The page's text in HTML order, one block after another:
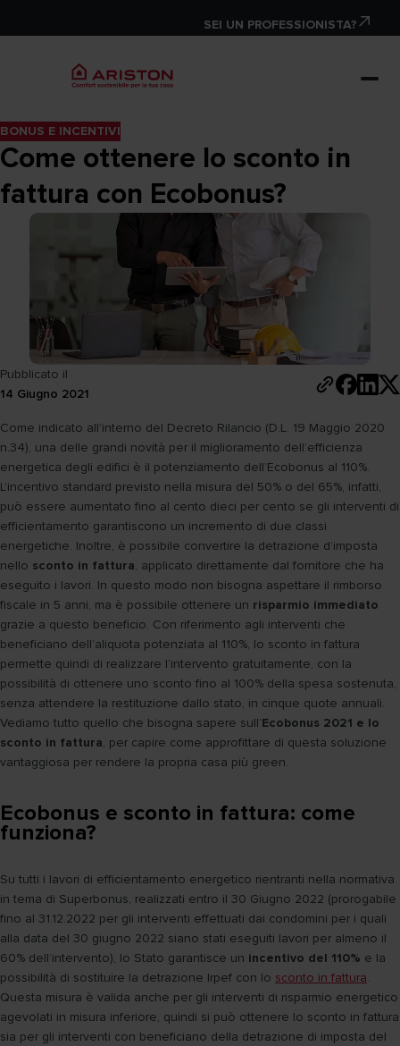
SEI UN PROFESSIONISTA?
BONUS E INCENTIVI
Come ottenere lo sconto in
fattura con Ecobonus?
Pubblicato il
14 Giugno 2021
Come indicato all’interno del Decreto Rilancio (D.L. 19 Maggio 2020
n.34), una delle grandi novità per il miglioramento dell’efficienza
energetica degli edifici è il potenziamento dell’Ecobonus al 110%.
L’incentivo standard previsto nella misura del 50% o del 65%, infatti,
può essere aumentato fino al cento dieci per cento se gli interventi di
efficientamento garantiscono un incremento di due classi
energetiche. Inoltre, è possibile convertire la detrazione d’imposta
nello sconto in fattura, applicato direttamente dal fornitore che ha
eseguito i lavori. In questo modo non bisogna aspettare il rimborso
fiscale in 5 anni, ma è possibile ottenere un risparmio immediato
grazie a questo beneficio. Con riferimento agli interventi che
beneficiano dell’aliquota potenziata al 110%, lo sconto in fattura
permette quindi di realizzare l’intervento gratuitamente, con la
possibilità di ottenere uno sconto fino al 100% della spesa sostenuta,
senza attendere la restituzione dallo stato, in cinque quote annuali.
Vediamo tutto quello che bisogna sapere sull’Ecobonus 2021 e lo
sconto in fattura, per capire come approfittare di questa soluzione
vantaggiosa per rendere la propria casa più green.
Ecobonus e sconto in fattura: come
funziona?
Su tutti i lavori di efficientamento energetico rientranti nella normativa
in tema di Superbonus, realizzati entro il 30 Giugno 2022 (prorogabile
fino al 31.12.2022 per gli interventi effettuati dai condomini per i quali
alla data del 30 giugno 2022 siano stati eseguiti lavori per almeno il
60% dell’intervento), lo Stato garantisce un incentivo del 110% e la
possibilità di sostituire la detrazione Irpef con lo sconto in fattura.
Questa misura è valida anche per gli interventi di risparmio energetico
agevolati in misura inferiore, quindi si può ottenere lo sconto in fattura
sia per gli interventi con beneficiano della detrazione di imposta del